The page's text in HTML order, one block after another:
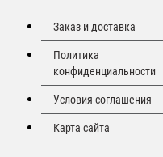
Заказ и доставка
Политика
конфиденциальности
Условия соглашения
Карта сайта